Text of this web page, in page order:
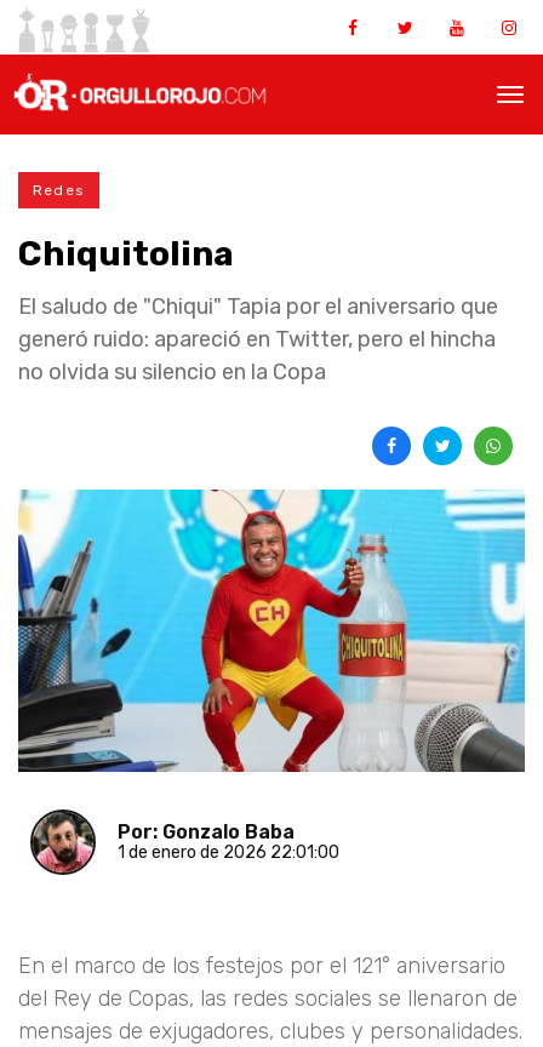
Redes
Chiquitolina
El saludo de "Chiqui" Tapia por el aniversario que
generó ruido: apareció en Twitter, pero el hincha
no olvida su silencio en la Copa
Por: Gonzalo Baba
1 de enero de 2026 22:01:00
En el marco de los festejos por el 121° aniversario
del Rey de Copas, las redes sociales se llenaron de
mensajes de exjugadores, clubes y personalidades.